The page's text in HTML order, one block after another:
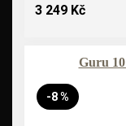
3 249 Kč
Guru
-8 %